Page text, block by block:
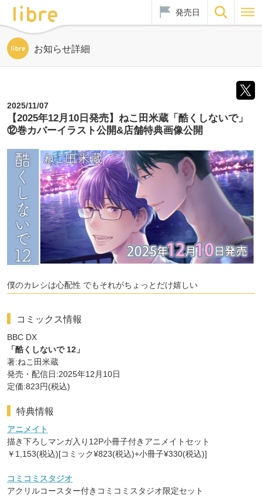
発売日
お知らせ詳細
2025/11/07
【2025年12月10日発売】ねこ田米蔵「酷くしないで」
⑫巻カバーイラスト公開&店舗特典画像公開
僕のカレシは心配性 でもそれがちょっとだけ嬉しい
コミックス情報
BBC DX
「酷くしないで 12」
著:ねこ田米蔵
発売・配信日:2025年12月10日
定価:823円(税込)
特典情報
アニメイト
描き下ろしマンガ入り12P小冊子付きアニメイトセット
￥1,153(税込)[コミック¥823(税込)+小冊子¥330(税込)]
コミコミスタジオ
アクリルコースター付きコミコミスタジオ限定セット